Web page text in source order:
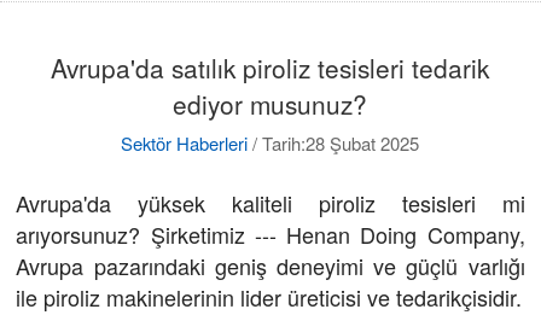
Avrupa'da satılık piroliz tesisleri tedarik
ediyor musunuz?
Sektör Haberleri / Tarih:28 Şubat 2025
Avrupa'da yüksek kaliteli piroliz tesisleri mi
arıyorsunuz? Şirketimiz --- Henan Doing Company,
Avrupa pazarındaki geniş deneyimi ve güçlü varlığı
ile piroliz makinelerinin lider üreticisi ve tedarikçisidir.